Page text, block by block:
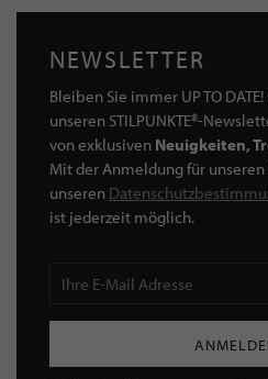
NEWSLETTER
Bleiben Sie immer UP TO
unseren STILPUNKTE®-
von exklusiven Neuigkeiten,
Mit der Anmeldung für
unseren
ist jederzeit möglich.